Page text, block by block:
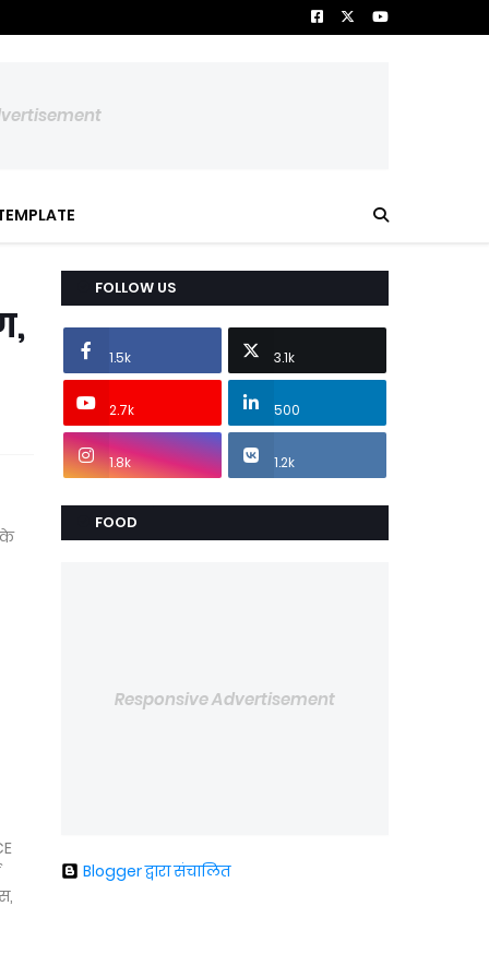
के
FOLLOW US
1.5k 3.1k
2.7k 500
1.8k 1.2k
FOOD
Responsive Advertisement
Blogger द्वारा संचालित